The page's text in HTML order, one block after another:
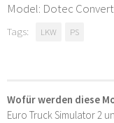
Model: Dotec
Tags: LKW PS
Wofür werden diese
Euro Truck Simulator 2